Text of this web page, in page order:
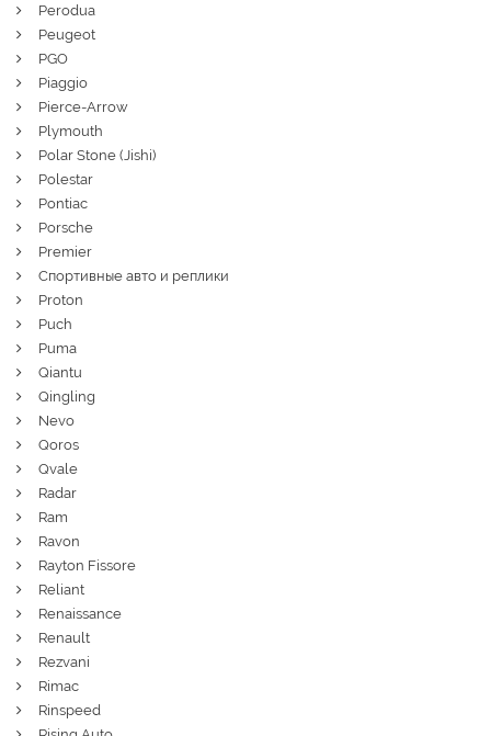
Perodua
Peugeot
PGO
Piaggio
Pierce-Arrow
Plymouth
Polar Stone (Jishi)
Polestar
Pontiac
Porsche
Premier
Спортивные авто и реплики
Proton
Puch
Puma
Qiantu
Qingling
Nevo
Qoros
Qvale
Radar
Ram
Ravon
Rayton Fissore
Reliant
Renaissance
Renault
Rezvani
Rimac
Rinspeed